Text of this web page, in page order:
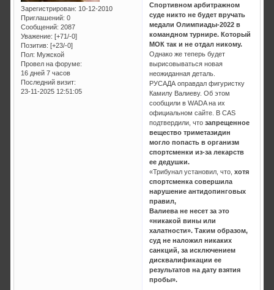
Зарегистрирован: 10-12-2010
Приглашений: 0
Сообщений: 2087
Уважение: [+71/-0]
Позитив: [+23/-0]
Пол: Мужской
Провел на форуме:
16 дней 7 часов
Последний визит:
23-11-2025 12:51:05
Спортивном арбитражном
суде никто не будет вручать
медали Олимпиады-2022 в
командном турнире. Который
МОК так и не отдал никому.
Однако же теперь будет
вырисовываться новая
неожиданная деталь.
РУСАДА оправдал фигуристку
Камилу Валиеву. Об этом
сообщили в WADA на их
официальном сайте. В CAS
подтвердили, чтозапрещенное
вещество триметазидин
могло попасть в организм
спортсменки из-за лекарств
ее дедушки.
«Трибунал установил, что,хотя
спортсменка совершила
нарушение антидопинговых
правил,
Валиева не несет за это
«никакой вины или
халатности». Таким образом,
суд не наложил никаких
санкций, за исключением
дисквалификации ее
результатов на дату взятия
пробы».